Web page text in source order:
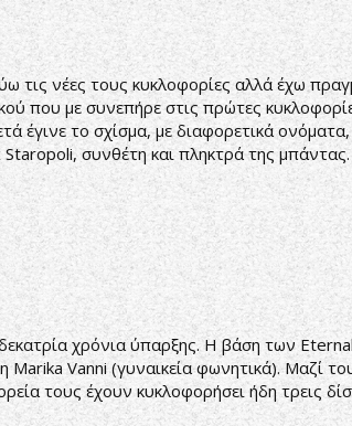
τις νέες τους κυκλοφορίες αλλά έχω
που με συνεπήρε στις πρώτες
το σχίσμα, με διαφορετικά
συνθέτη και πληκτρά της μπάντας.
χρόνια ύπαρξης. Η βάση των
Marika Vanni (γυναικεία φωνητικά). Μαζί
τους έχουν κυκλοφορήσει ήδη τρεις